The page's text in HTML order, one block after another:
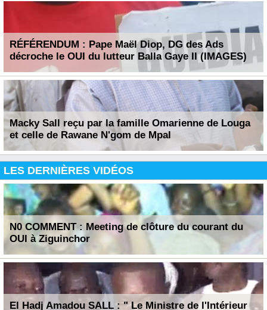
RÉFÉRENDUM : Pape Maël Diop, DG des Ads
décroche le OUI du lutteur Balla Gaye II (IMAGES)
Macky Sall reçu par la famille Omarienne de Louga
et celle de Rawane N'gom de Mpal
LES DERNIÈRES VIDÉOS
N0 COMMENT : Meeting de clôture du courant du
OUI à Ziguinchor
El Hadj Amadou SALL : " Le Ministre de l'Intérieur